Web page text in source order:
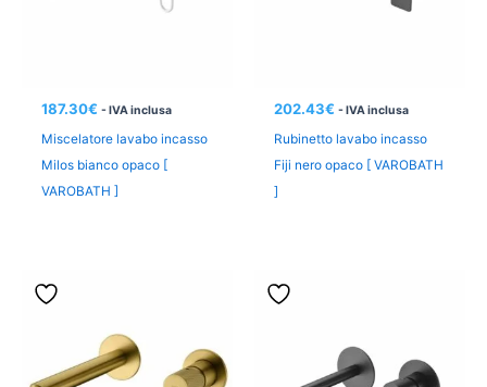
187.30€ - IVA inclusa
Miscelatore lavabo incasso
Milos bianco opaco [
VAROBATH ]
202.43€ - IVA inclusa
Rubinetto lavabo incasso
Fiji nero opaco [ VAROBATH
]